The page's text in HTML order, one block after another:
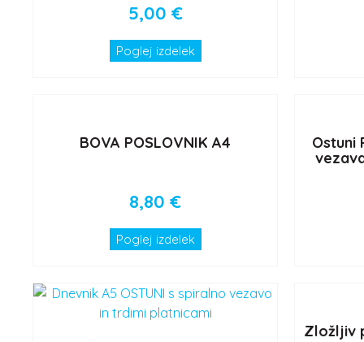
5,00 €
Poglej izdelek
BOVA POSLOVNIK A4
8,80 €
Poglej izdelek
Ostuni
Zložljiv